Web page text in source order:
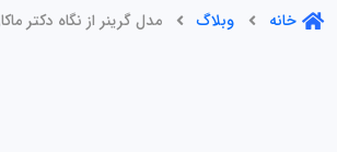
خانه وبلاگ مدل گرینر از نگاه دکتر